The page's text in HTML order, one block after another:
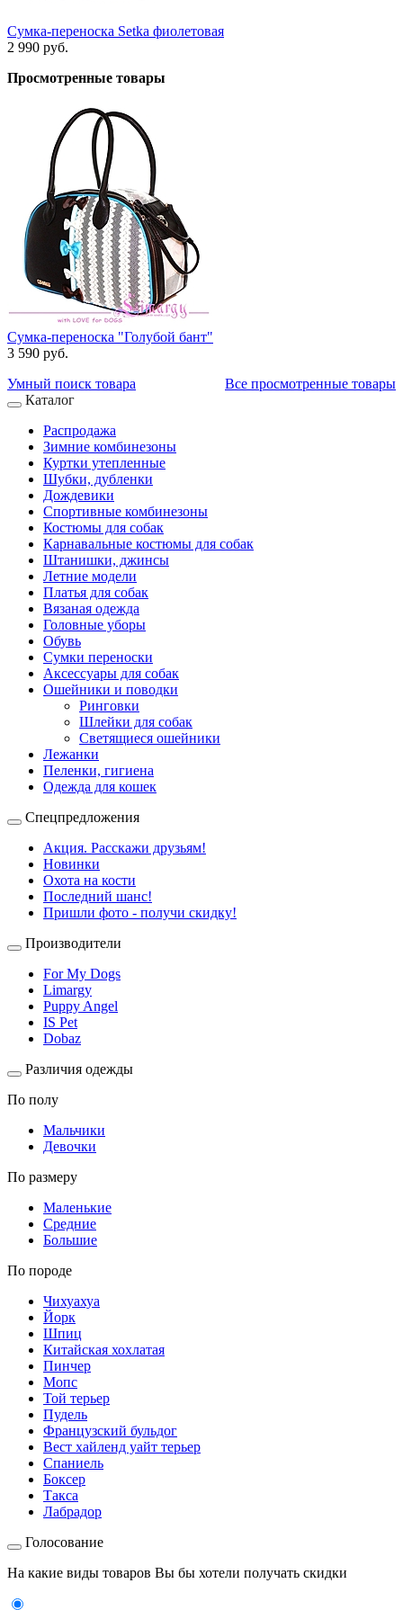
Сумка-переноска Setka фиолетовая
2 990 руб.
Просмотренные товары
Сумка-переноска "Голубой бант"
3 590 руб.
Все просмотренные товары
Умный поиск товара
Каталог
Распродажа
Зимние комбинезоны
Куртки утепленные
Шубки, дубленки
Дождевики
Спортивные комбинезоны
Костюмы для собак
Карнавальные костюмы для собак
Штанишки, джинсы
Летние модели
Платья для собак
Вязаная одежда
Головные уборы
Обувь
Сумки переноски
Аксессуары для собак
Ошейники и поводки
Ринговки
Шлейки для собак
Светящиеся ошейники
Лежанки
Пеленки, гигиена
Одежда для кошек
Спецпредложения
Акция. Расскажи друзьям!
Новинки
Охота на кости
Последний шанс!
Пришли фото - получи скидку!
Производители
For My Dogs
Limargy
Puppy Angel
IS Pet
Dobaz
Различия одежды
По полу
Мальчики
Девочки
По размеру
Маленькие
Средние
Большие
По породе
Чихуахуа
Йорк
Шпиц
Китайская хохлатая
Пинчер
Мопс
Той терьер
Пудель
Французский бульдог
Вест хайленд уайт терьер
Спаниель
Боксер
Такса
Лабрадор
Голосование
На какие виды товаров Вы бы хотели получать скидки